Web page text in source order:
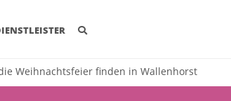
Weihnachtsfeier finden in Wallenhorst